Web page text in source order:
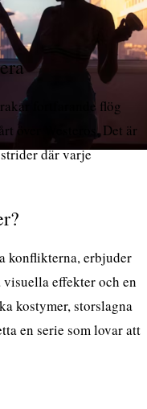
fortfarande flög
över Westeros. Det är
där varje
konflikterna, erbjuder
effekter och en
kostymer, storslagna
en serie som lovar att